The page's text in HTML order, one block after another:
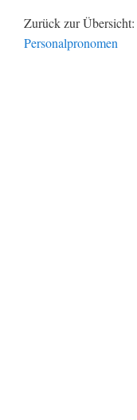
Zurück zur Übersicht:
Personalpronomen